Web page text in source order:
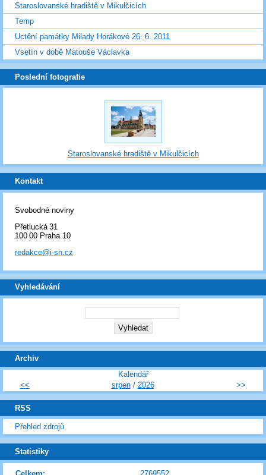
Staroslovanské hradiště v Mikulčicích
Temp
Uctění památky Milady Horákové 26. 6. 2011
Vsetín v době Matouše Václavka
Poslední fotografie
Staroslovanské hradiště v Mikulčicích
Kontakt
Svobodné noviny
Přetlucká 31
100 00 Praha 10
redakce@i-sn.cz
Vyhledávání
Archiv
Kalendář
<<
srpen/ 2026 >>
RSS
Přehled zdrojů
Statistiky